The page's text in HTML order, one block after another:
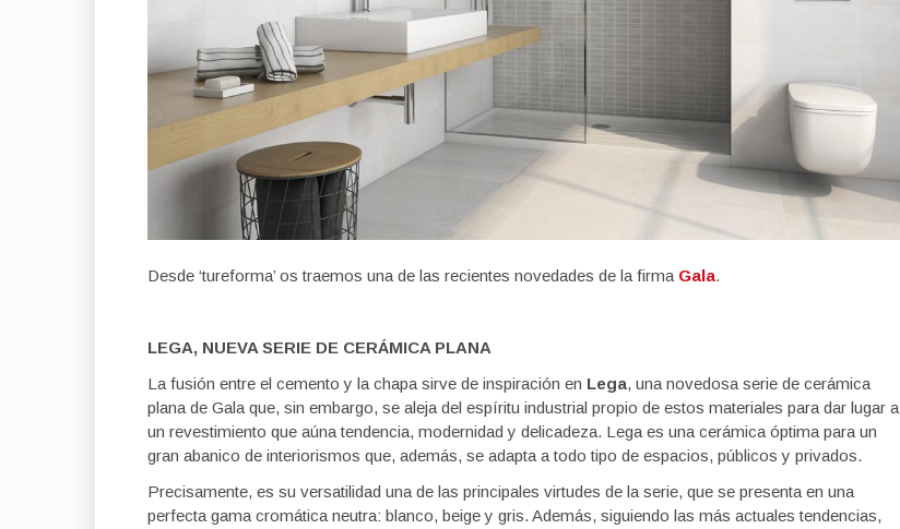
Desde ‘tureforma’ os traemos una de las recientes novedades de la firma Gala.
LEGA, NUEVA SERIE DE CERÁMICA PLANA
La fusión entre el cemento y la chapa sirve de inspiración en Lega, una novedosa serie de cerámica
plana de Gala que, sin embargo, se aleja del espíritu industrial propio de estos materiales para dar lugar a
un revestimiento que aúna tendencia, modernidad y delicadeza. Lega es una cerámica óptima para un
gran abanico de interiorismos que, además, se adapta a todo tipo de espacios, públicos y privados.
Precisamente, es su versatilidad una de las principales virtudes de la serie, que se presenta en una
perfecta gama cromática neutra: blanco, beige y gris. Además, siguiendo las más actuales tendencias,